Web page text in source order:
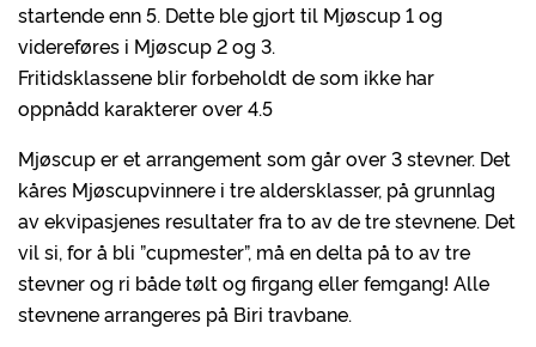
startende enn 5. Dette ble gjort til Mjøscup 1 og
videreføres i Mjøscup 2 og 3.
Fritidsklassene blir forbeholdt de som ikke har
oppnådd karakterer over 4.5
Mjøscup er et arrangement som går over 3 stevner. Det
kåres Mjøscupvinnere i tre aldersklasser, på grunnlag
av ekvipasjenes resultater fra to av de tre stevnene. Det
vil si, for å bli ”cupmester”, må en delta på to av tre
stevner og ri både tølt og firgang eller femgang! Alle
stevnene arrangeres på Biri travbane.